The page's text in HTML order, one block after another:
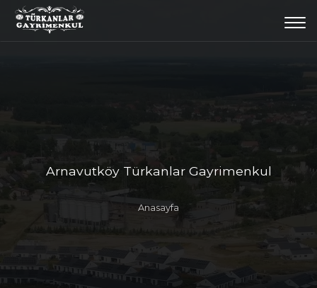
Arnavutköy Türkanlar Gayrimenkul
Anasayfa